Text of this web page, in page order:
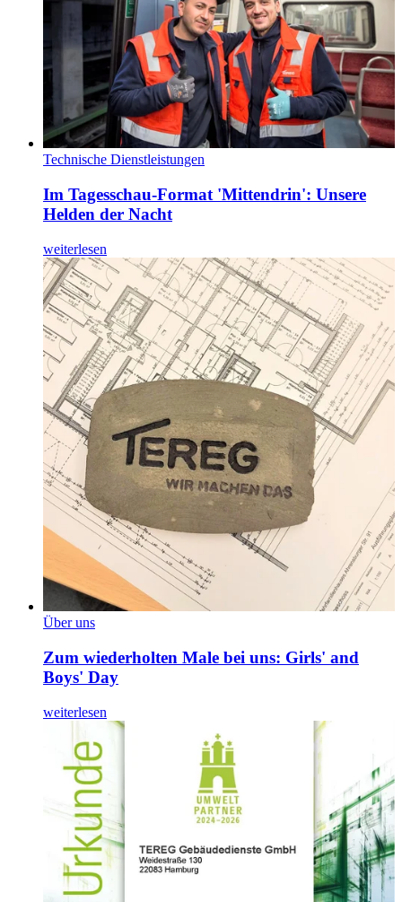
Technische Dienstleistungen
Im Tagesschau-Format 'Mittendrin': Unsere
Helden der Nacht
weiterlesen
Über uns
Zum wiederholten Male bei uns: Girls' and
Boys' Day
weiterlesen